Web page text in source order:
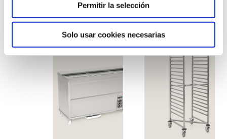
Permitir la selección
Solo usar cookies necesarias
Vertical fridge